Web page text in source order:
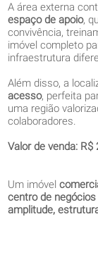
A área externa
espaço de apoio,
convivência,
imóvel completo
infraestrutura
Além disso, a
acesso, perfeita
uma região
colaboradores.
Valor de venda: R$
Um imóvel
centro de
amplitude,